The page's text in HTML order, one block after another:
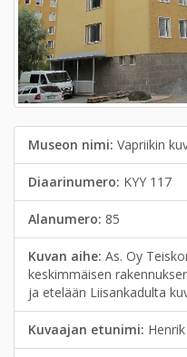
Museon nimi: Vapriikin
Diaarinumero: KYY 117
Alanumero: 85
Kuvan aihe: As. Oy
keskimmäisen
ja etelään Liisankadulta
Kuvaajan etunimi: Henrik